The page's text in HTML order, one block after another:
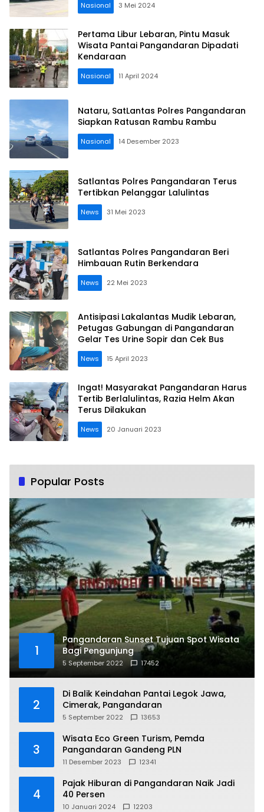
Nasional 3 Mei 2024
Pertama Libur Lebaran, Pintu Masuk
Wisata Pantai Pangandaran Dipadati
Kendaraan
Nasional 11 April 2024
Nataru, SatLantas Polres Pangandaran
Siapkan Ratusan Rambu Rambu
Nasional 14 Desember 2023
Satlantas Polres Pangandaran Terus
Tertibkan Pelanggar Lalulintas
News 31 Mei 2023
Satlantas Polres Pangandaran Beri
Himbauan Rutin Berkendara
News 22 Mei 2023
Antisipasi Lakalantas Mudik Lebaran,
Petugas Gabungan di Pangandaran
Gelar Tes Urine Sopir dan Cek Bus
News 15 April 2023
Ingat! Masyarakat Pangandaran Harus
Tertib Berlalulintas, Razia Helm Akan
Terus Dilakukan
News 20 Januari 2023
Popular Posts
1
Pangandaran Sunset Tujuan Spot Wisata
Bagi Pengunjung
5 September 2022 17452
2
Di Balik Keindahan Pantai Legok Jawa,
Cimerak, Pangandaran
5 September 2022 13653
3
Wisata Eco Green Turism, Pemda
Pangandaran Gandeng PLN
11 Desember 2023 12341
4
Pajak Hiburan di Pangandaran Naik Jadi
40 Persen
10 Januari 2024 12203